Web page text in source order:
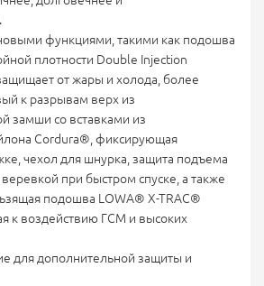
функциями, такими как подошва
плотности Double Injection
от жары и холода, более
к разрывам верх из
замши со вставками из
Cordura®, фиксирующая
чехол для шнурка, защита подъема
при быстром спуске, а также
подошва LOWA® X-TRAC®
к воздействию ГСМ и высоких
для дополнительной защиты и